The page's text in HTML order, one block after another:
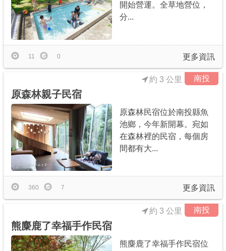
開始營運。全草地營位，
分...
更多資訊
11 0
南投
原森林親子民宿
約 3 公里
原森林民宿位於南投縣魚
池鄉，今年新開幕。宛如
在森林裡的民宿，每個房
間都有大...
更多資訊
360 7
南投
熊麋鹿了幸福手作民宿
約 3 公里
熊麋鹿了幸福手作民宿位